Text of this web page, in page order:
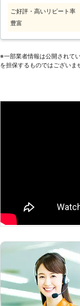
ご好評・高いリピート率
豊富
※⼀部業者情報は公開されて
を担保するものではございま